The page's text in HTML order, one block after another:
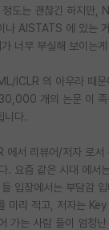
도는 괜찮긴 하지만,
나 AISTATS 에 있는
너무 부실해 보이는
ICLR 의 아우라 때문
개의 논문 이 족
니다.
서 리뷰어/저자 로서
. 요즘 같은 시대 에서
입장에서는 부담감
미리 적고, 저자는
가는 사람 들이 엄청